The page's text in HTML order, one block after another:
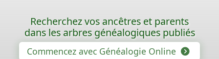
Recherchez vos ancêtres et parents
dans les arbres généalogiques publiés
Commencez avec Généalogie Online